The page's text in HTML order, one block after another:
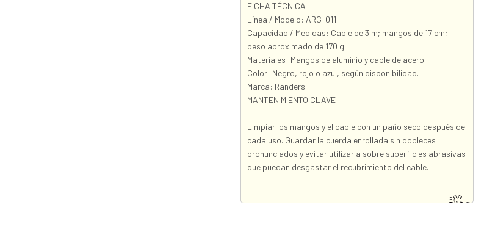
FICHA TÉCNICA
Línea / Modelo: ARG-011.
Capacidad / Medidas: Cable de 3 m; mangos de 17 cm;
peso aproximado de 170 g.
Materiales: Mangos de aluminio y cable de acero.
Color: Negro, rojo o azul, según disponibilidad.
Marca: Randers.
MANTENIMIENTO CLAVE
Limpiar los mangos y el cable con un paño seco después de
cada uso. Guardar la cuerda enrollada sin dobleces
pronunciados y evitar utilizarla sobre superficies abrasivas
que puedan desgastar el recubrimiento del cable.